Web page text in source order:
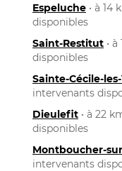
Espeluche • à 14
disponibles
Saint-Restitut •
disponibles
Sainte-Cécile-
intervenants
Dieulefit • à 22
disponibles
Montboucher-
intervenants